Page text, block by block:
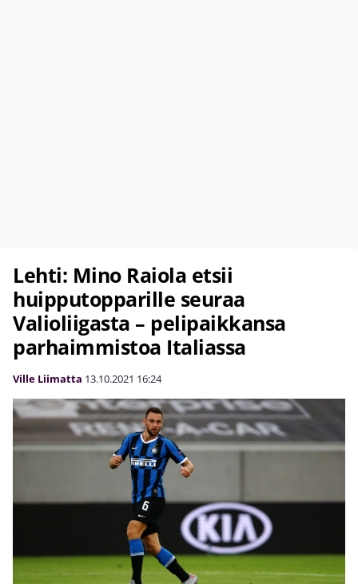
Lehti: Mino Raiola etsii
huipputopparille seuraa
Valioliigasta – pelipaikkansa
parhaimmistoa Italiassa
Ville Liimatta 13.10.2021 16:24